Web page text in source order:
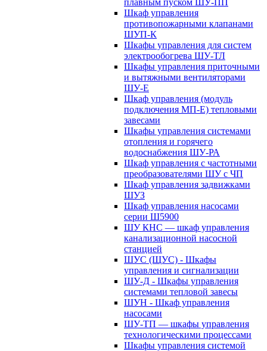
плавным пуском ШУ-ПП
Шкаф управления
противопожарными клапанами
ШУП-К
Шкафы управления для систем
электрообогрева ШУ-ТЛ
Шкафы управления приточными
и вытяжными вентиляторами
ШУ-Е
Шкаф управления (модуль
подключения МП-Е) тепловыми
завесами
Шкафы управления системами
отопления и горячего
водоснабжения ШУ-РА
Шкаф управления с частотными
преобразователями ШУ с ЧП
Шкаф управления задвижками
ШУЗ
Шкаф управления насосами
серии Ш5900
ШУ КНС — шкаф управления
канализационной насосной
станцией
ШУС (ЩУС) - Шкафы
управления и сигнализации
ШУ-Д - Шкафы управления
системами тепловой завесы
ШУН - Шкаф управления
насосами
ШУ-ТП — шкафы управления
технологическими процессами
Шкафы управления системой